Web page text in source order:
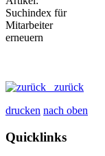
zurück
drucken nach oben
Quicklinks